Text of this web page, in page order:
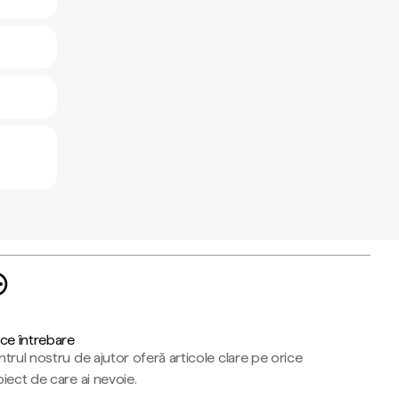
întrebare
nostru de ajutor oferă articole clare pe orice
de care ai nevoie.